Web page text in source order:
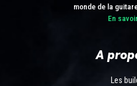
monde de la
En
A
Les